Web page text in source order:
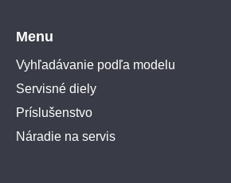
Menu
Vyhľadávanie podľa modelu
Servisné diely
Príslušenstvo
Náradie na servis